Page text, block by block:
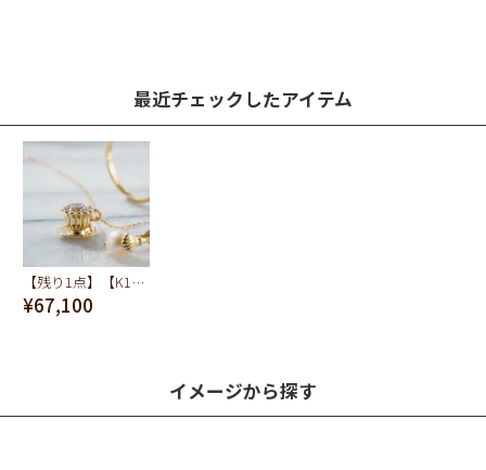
最近チェックしたアイテム
【残り1点】【K10】ティーカップ ネックレス
¥67,100
イメージから探す